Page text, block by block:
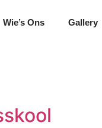
Wie’s Ons Gallery